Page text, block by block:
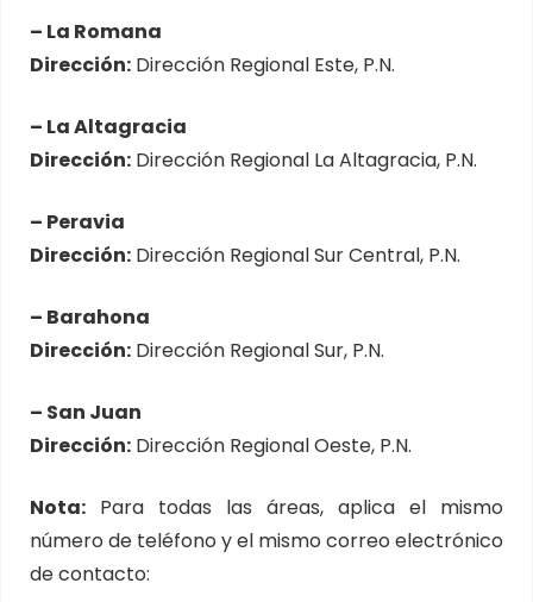
– La Romana
Dirección: Dirección Regional Este, P.N.
– La Altagracia
Dirección: Dirección Regional La Altagracia, P.N.
– Peravia
Dirección: Dirección Regional Sur Central, P.N.
– Barahona
Dirección: Dirección Regional Sur, P.N.
– San Juan
Dirección: Dirección Regional Oeste, P.N.
Nota: Para todas las áreas, aplica el mismo
número de teléfono y el mismo correo electrónico
de contacto: